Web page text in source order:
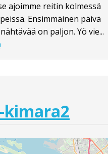
ajoimme reitin kolmessä
Ensimmäinen päivä
on paljon. Yö vie...
kimara2